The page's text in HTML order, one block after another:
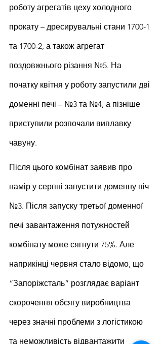
роботу агрегатів цеху холодного
прокату – дресирувальні стани 1700-1
та 1700-2, а також агрегат
поздовжнього різання №5. На
початку квітня у роботу запустили дві
доменні печі – №3 та №4, а пізніше
приступили розпочали виплавку
чавуну.
Після цього комбінат заявив про
намір у серпні запустити доменну піч
№3. Після запуску третьої доменної
печі завантаження потужностей
комбінату може сягнути 75%. Але
наприкінці червня стало відомо, що
“Запоріжсталь” розглядає варіант
скорочення обсягу виробництва
через значні проблеми з логістикою
та неможливість відвантажити